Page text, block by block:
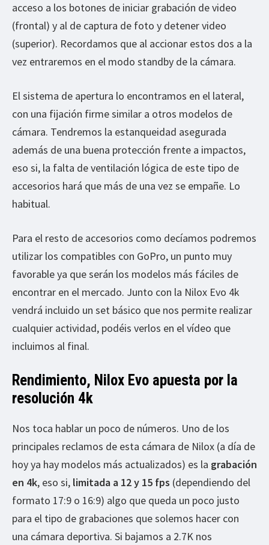
acceso a los botones de iniciar grabación de video
(frontal) y al de captura de foto y detener video
(superior). Recordamos que al accionar estos dos a la
vez entraremos en el modo standby de la cámara.
El sistema de apertura lo encontramos en el lateral,
con una fijación firme similar a otros modelos de
cámara. Tendremos la estanqueidad asegurada
además de una buena protección frente a impactos,
eso si, la falta de ventilación lógica de este tipo de
accesorios hará que más de una vez se empañe. Lo
habitual.
Para el resto de accesorios como decíamos podremos
utilizar los compatibles con GoPro, un punto muy
favorable ya que serán los modelos más fáciles de
encontrar en el mercado. Junto con la Nilox Evo 4k
vendrá incluido un set básico que nos permite realizar
cualquier actividad, podéis verlos en el vídeo que
incluimos al final.
Rendimiento, Nilox Evo apuesta por la
resolución 4k
Nos toca hablar un poco de números. Uno de los
principales reclamos de esta cámara de Nilox (a día de
hoy ya hay modelos más actualizados) es la grabación
en 4k, eso si, limitada a 12 y 15 fps (dependiendo del
formato 17:9 o 16:9) algo que queda un poco justo
para el tipo de grabaciones que solemos hacer con
una cámara deportiva. Si bajamos a 2.7K nos